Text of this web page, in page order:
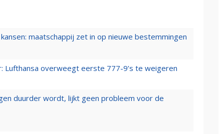
maatschappij zet in op nieuwe bestemmingen
Lufthansa overweegt eerste 777-9’s te weigeren
duurder wordt, lijkt geen probleem voor de